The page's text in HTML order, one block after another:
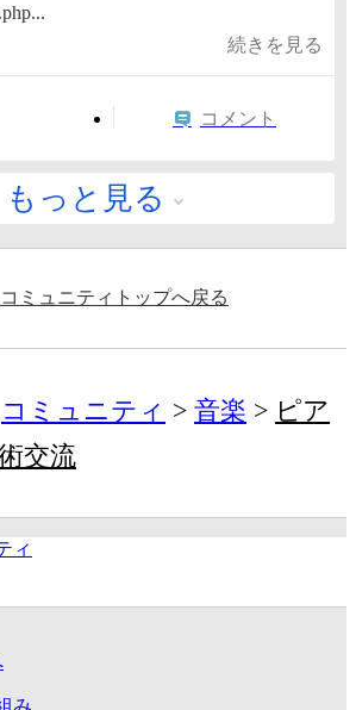
続きを見る
コメント
もっと見る
コミュニティトップへ戻る
コミュニティ 音楽
ピア
交流
ィ